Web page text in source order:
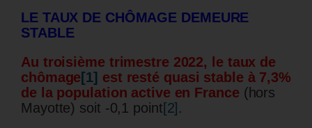
LE TAUX DE CHÔMAGE DEMEURE
STABLE
Au troisième trimestre 2022, le taux de
chômage [1] est resté quasi stable à 7,3%
de la population active en France (hors
Mayotte) soit -0,1 point[2] .